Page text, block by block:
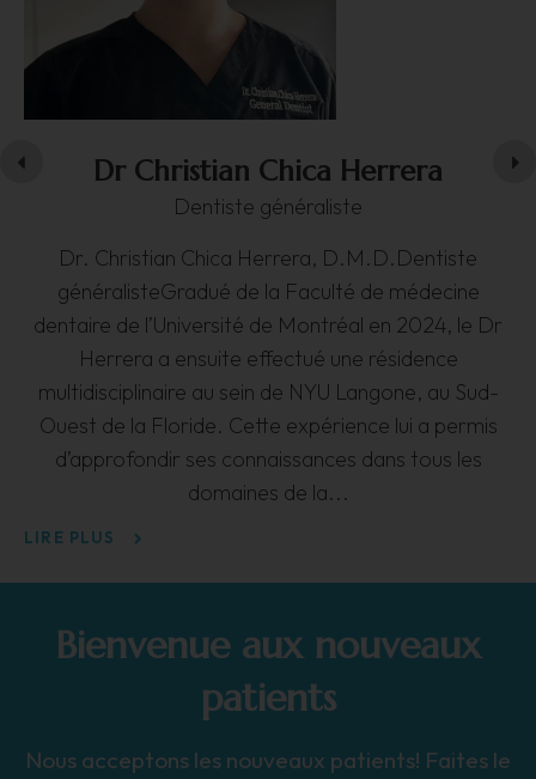
Dr Christian Chica Herrera
Dentiste généraliste
Dr. Christian Chica Herrera, D.M.D.Dentiste
généralisteGradué de la Faculté de médecine
dentaire de l’Université de Montréal en 2024, le Dr
Herrera a ensuite effectué une résidence
multidisciplinaire au sein de NYU Langone, au Sud-
Ouest de la Floride. Cette expérience lui a permis
d’approfondir ses connaissances dans tous les
domaines de la
LIRE PLUS
Bienvenue aux nouveaux
patients
Nous acceptons les nouveaux patients! Faites le